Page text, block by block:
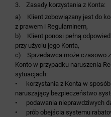
3. Zasady korzystania z Konta:
a) Klient zobowiązany jest do
z prawem i Regulaminem,
b) Klient ponosi pełną
przy użyciu jego Konta,
c) Sprzedawca może czasowo
Konto w przypadku naruszenia
sytuacjach:
• korzystania z Konta w sposób
naruszający bezpieczeństwo
• podawania nieprawdziwych
• prób obejścia systemu